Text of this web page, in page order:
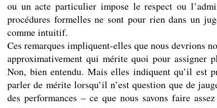
ou un acte particulier impose le respect ou
procédures formelles ne sont pour rien dans un
comme intuitif.
Ces remarques impliquent-elles que nous devrions
approximativement qui mérite quoi pour assigner
Non, bien entendu. Mais elles indiquent qu’il est
parler de mérite lorsqu’il n’est question que de
des performances – ce que nous savons faire